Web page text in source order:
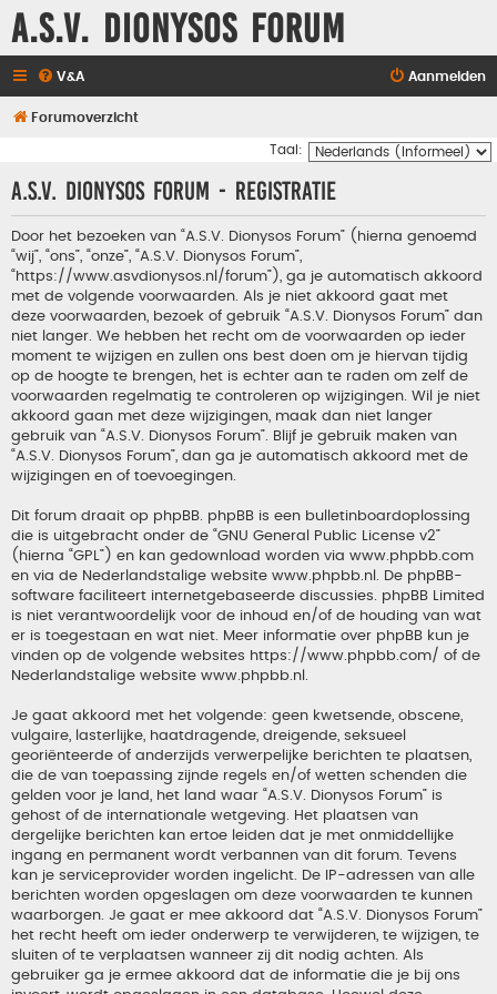
A.S.V. Dionysos Forum
V&A Aanmelden
Forumoverzicht
Taal:
A.S.V. Dionysos Forum - Registratie
Door het bezoeken van “A.S.V. Dionysos Forum” (hierna genoemd
“wij”, “ons”, “onze”, “A.S.V. Dionysos Forum”,
“https://www.asvdionysos.nl/forum”), ga je automatisch akkoord
met de volgende voorwaarden. Als je niet akkoord gaat met
deze voorwaarden, bezoek of gebruik “A.S.V. Dionysos Forum” dan
niet langer. We hebben het recht om de voorwaarden op ieder
moment te wijzigen en zullen ons best doen om je hiervan tijdig
op de hoogte te brengen, het is echter aan te raden om zelf de
voorwaarden regelmatig te controleren op wijzigingen. Wil je niet
akkoord gaan met deze wijzigingen, maak dan niet langer
gebruik van “A.S.V. Dionysos Forum”. Blijf je gebruik maken van
“A.S.V. Dionysos Forum”, dan ga je automatisch akkoord met de
wijzigingen en of toevoegingen.
Dit forum draait op phpBB. phpBB is een bulletinboardoplossing
die is uitgebracht onder de “GNU General Public License v2”
(hierna “GPL”) en kan gedownload worden via www.phpbb.com
en via de Nederlandstalige website www.phpbb.nl . De phpBB-
software faciliteert internetgebaseerde discussies. phpBB Limited
is niet verantwoordelijk voor de inhoud en/of de houding van wat
er is toegestaan en wat niet. Meer informatie over phpBB kun je
vinden op de volgende websites https://www.phpbb.com/ of de
Nederlandstalige website www.phpbb.nl
Je gaat akkoord met het volgende: geen kwetsende, obscene,
vulgaire, lasterlijke, haatdragende, dreigende, seksueel
georiënteerde of anderzijds verwerpelijke berichten te plaatsen,
die de van toepassing zijnde regels en/of wetten schenden die
gelden voor je land, het land waar “A.S.V. Dionysos Forum” is
gehost of de internationale wetgeving. Het plaatsen van
dergelijke berichten kan ertoe leiden dat je met onmiddellijke
ingang en permanent wordt verbannen van dit forum. Tevens
kan je serviceprovider worden ingelicht. De IP-adressen van alle
berichten worden opgeslagen om deze voorwaarden te kunnen
waarborgen. Je gaat er mee akkoord dat “A.S.V. Dionysos Forum”
het recht heeft om ieder onderwerp te verwijderen, te wijzigen, te
sluiten of te verplaatsen wanneer zij dit nodig achten. Als
gebruiker ga je ermee akkoord dat de informatie die je bij ons